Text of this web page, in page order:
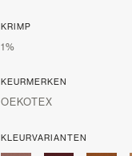
KRIMP
1%
KEURMERKEN
OEKOTEX
KLEURVARIANTEN